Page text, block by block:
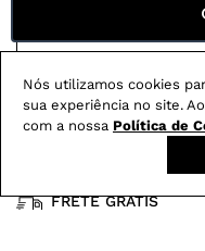
Nós utilizamos cookies
sua experiência no site.
com a nossa Política de
Não sei meu CEP
FRETE GRÁTIS